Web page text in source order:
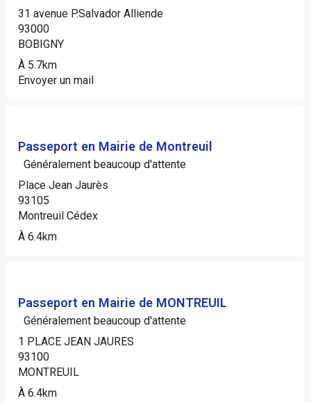
31 avenue P.Salvador Alliende
93000
BOBIGNY
À 5.7km
Envoyer un mail
Passeport en Mairie de Montreuil
Généralement beaucoup d'attente
Place Jean Jaurès
93105
Montreuil Cédex
À 6.4km
Passeport en Mairie de MONTREUIL
Généralement beaucoup d'attente
1 PLACE JEAN JAURES
93100
MONTREUIL
À 6.4km